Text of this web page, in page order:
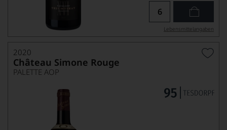
Lebensmittel­angaben
2020
Château Simone Rouge
PALETTE AOP